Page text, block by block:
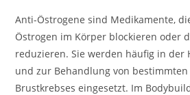
Anti-Östrogene sind Medikamente,
Östrogen im Körper blockieren oder
reduzieren. Sie werden häufig in der
und zur Behandlung von bestimmten
Brustkrebses eingesetzt. Im